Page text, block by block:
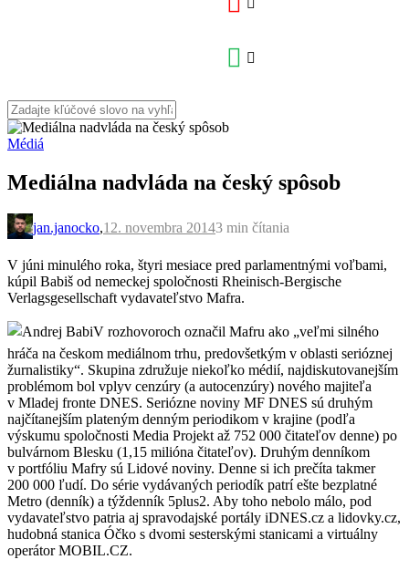
Médiá
Mediálna nadvláda na český spôsob
jan.janocko,12. novembra 20143 min čítania
V júni minulého roka, štyri mesiace pred parlamentnými voľbami,
kúpil Babiš od nemeckej spoločnosti Rheinisch-Bergische
Verlagsgesellschaft vydavateľstvo Mafra.
V rozhovoroch označil Mafru ako „veľmi silného
hráča na českom mediálnom trhu, predovšetkým v oblasti serióznej
žurnalistiky“. Skupina združuje niekoľko médií, najdiskutovanejším
problémom bol vplyv cenzúry (a autocenzúry) nového majiteľa
v Mladej fronte DNES. Seriózne noviny MF DNES sú druhým
najčítanejším plateným denným periodikom v krajine (podľa
výskumu spoločnosti Media Projekt až 752 000 čitateľov denne) po
bulvárnom Blesku (1,15 milióna čitateľov). Druhým denníkom
v portfóliu Mafry sú Lidové noviny. Denne si ich prečíta takmer
200 000 ľudí. Do série vydávaných periodík patrí ešte bezplatné
Metro (denník) a týždenník 5plus2. Aby toho nebolo málo, pod
vydavateľstvo patria aj spravodajské portály iDNES.cz a lidovky.cz,
hudobná stanica Óčko s dvomi sesterskými stanicami a virtuálny
operátor MOBIL.CZ.